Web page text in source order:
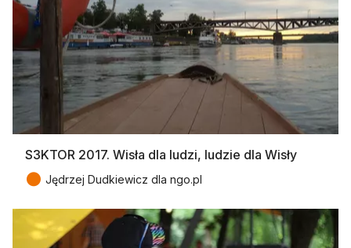
S3KTOR 2017. Wisła dla ludzi, ludzie dla Wisły
● Jędrzej Dudkiewicz dla ngo.pl